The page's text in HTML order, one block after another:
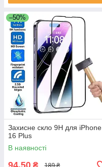
–50%
Захисне скло 9H для iPhone
16 Plus
В наявності
94,50 ₴ 189 ₴